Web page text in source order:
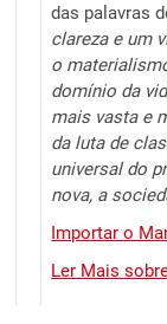
das palavras
clareza e um
o
domínio da
mais vasta e
da luta de
universal do
nova, a
Importar o
Ler Mais